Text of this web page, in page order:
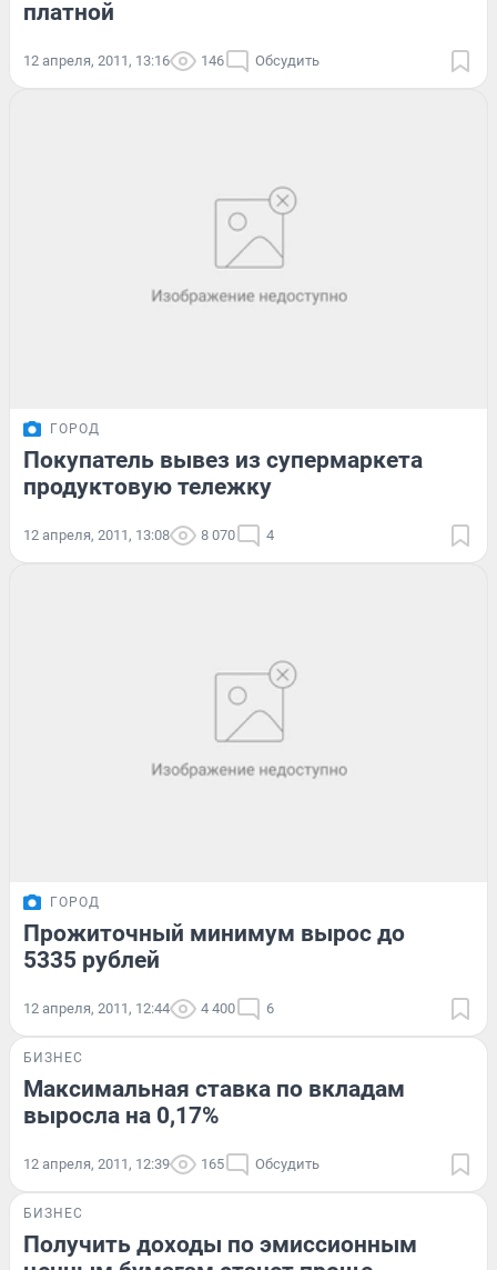
платной
12 апреля, 2011, 13:16 146 Обсудить
ГОРОД
Покупатель вывез из супермаркета
продуктовую тележку
12 апреля, 2011, 13:08 8 070 4
ГОРОД
Прожиточный минимум вырос до
5335 рублей
12 апреля, 2011, 12:44 4 400 6
БИЗНЕС
Максимальная ставка по вкладам
выросла на 0,17%
12 апреля, 2011, 12:39 165 Обсудить
БИЗНЕС
Получить доходы по эмиссионным